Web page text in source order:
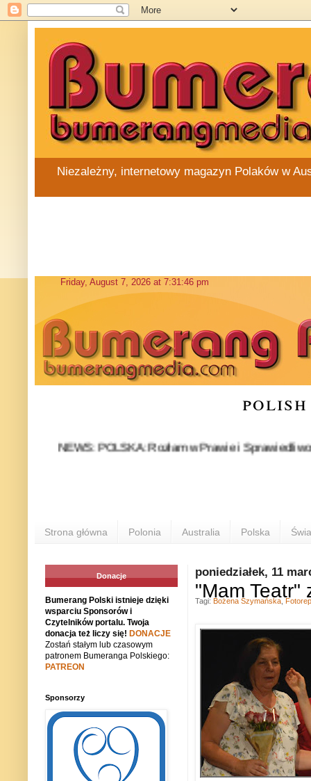
Niezależny, internetowy magazyn Polaków w
NEWS: POLSKA: Rozłam w Prawie i Sprawiedliwości
Strona główna Polonia Australia Polska
poniedziałek, 11
"Mam Teatr"
Tagi: Bożena Szymańska
Donacje
Bumerang Polski istnieje dzięki
wsparciu Sponsorów i
Czytelników portalu. Twoja
donacja też liczy się! DONACJE
Zostań stałym lub czasowym
patronem Bumeranga Polskiego:
PATREON
Sponsorzy